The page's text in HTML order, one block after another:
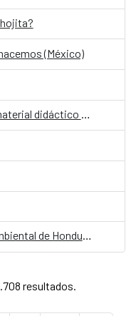
(México)
Taller ACERCA: Elaboración de material didáctico para lenguas indígenas
Mesa abierta: Pensar el futuro ambiental de Honduras
resultados.